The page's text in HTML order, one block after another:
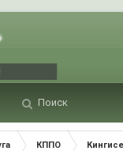
Поиск
КППО